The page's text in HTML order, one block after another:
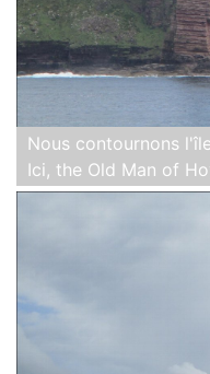
Nous contournons
Ici, the Old Man of